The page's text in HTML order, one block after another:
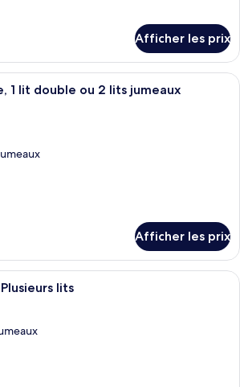
Afficher les prix
Chambre supérieure, 1 lit double ou
1 lit double ou 2 lits jumeaux
Afficher les prix
Chambre Standard, Plusieurs lits |
lits